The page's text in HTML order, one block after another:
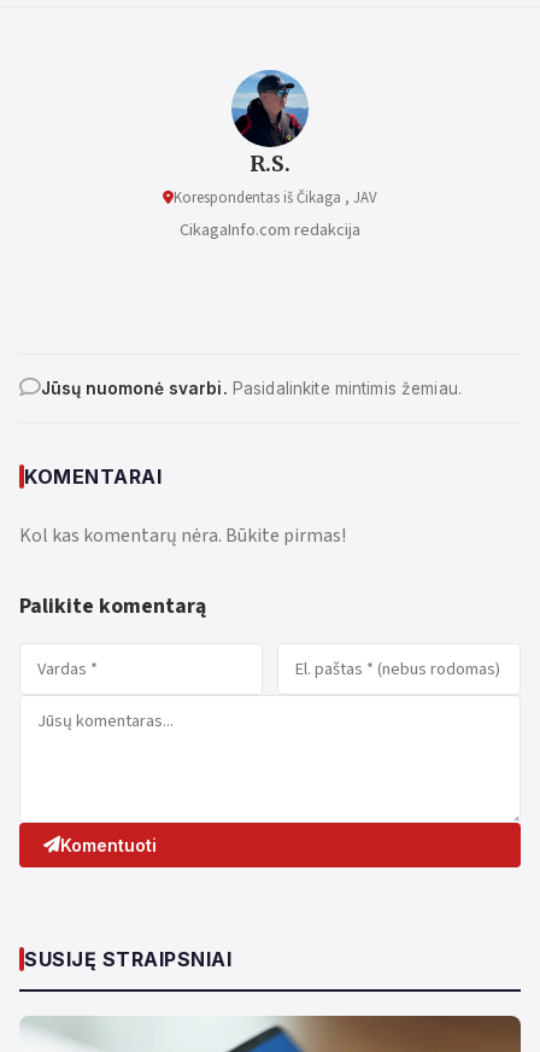
R.S.
Korespondentas iš Čikaga , JAV
CikagaInfo.com redakcija
Jūsų nuomonė svarbi. Pasidalinkite mintimis žemiau.
KOMENTARAI
Kol kas komentarų nėra. Būkite pirmas!
Palikite komentarą
Komentuoti
SUSIJĘ STRAIPSNIAI